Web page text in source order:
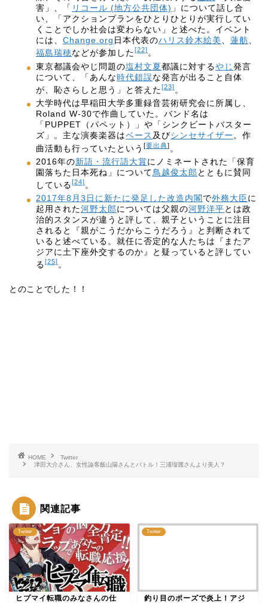
害」、「 リコール (地方公共団体) 」について話し合
い、「アクションプランをひとりひとりが実行してい
くことでしか社会は変わらない」と述べた。イベント
には、 Change.org 日本代表のハリス鈴木絵美 、 蓮舫、
福島瑞穂などが参加した [22] 。
東京都議会やじ問題の塩村文夏都議に対するやじ 発言
について、「あんな時代錯誤 な発言が出ること自体
が、恥さらしと思う」と答えた[23] 。
大学時代は早稲田大学多重録音芸術研究会に所属し、
Roland W-30で作曲していた。バンド名は
「PUPPET（パペット）」や「シンクビートバスター
ズ」。主な演奏楽器はベース 及びシンセサイザー 。作
曲活動も行っていたという [要出典] 。
2016年の新語・流行語大賞にノミネートされた「保育
園落ちた日本死ね」について鳥越俊太郎 とともに賛同
している[24] 。
2017年8月3日に新たに発足した改造内閣 で外務大臣 に
起用された河野太郎 については父親の河野洋平 とは政
治的スタンスが違うと評して、親子ということに注目
されると『親がこうだからこうだろう』と判断されて
いると述べている。就任に否定的な人たちは『またア
ジアに土下座外交するのか』と疑っていると評してい
る [25] 。
とのことでした！！
HOME
Twitter
津田大介さん、女性論客飯山陽さんとバトル！三浦瑠麗さんより美人？
関連記事
Twitter
ヒプマイ転職のみなさんの仕
Twitter
釣り目のポーズで炎上！アジ